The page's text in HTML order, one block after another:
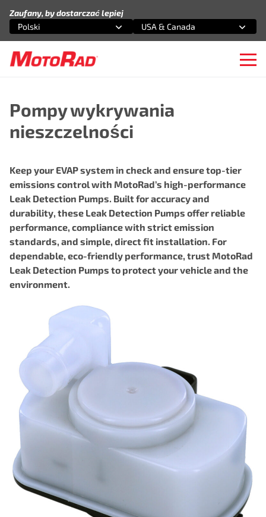
Zaufany, by dostarczać lepiej
Wybierz opcję
Polski
Wybierz opcję
USA & Canada
Pompy wykrywania
nieszczelności
Keep your EVAP system in check and ensure top-tier
emissions control with MotoRad’s high-performance
Leak Detection Pumps. Built for accuracy and
durability, these Leak Detection Pumps offer reliable
performance, compliance with strict emission
standards, and simple, direct fit installation. For
dependable, eco-friendly performance, trust MotoRad
Leak Detection Pumps to protect your vehicle and the
environment.